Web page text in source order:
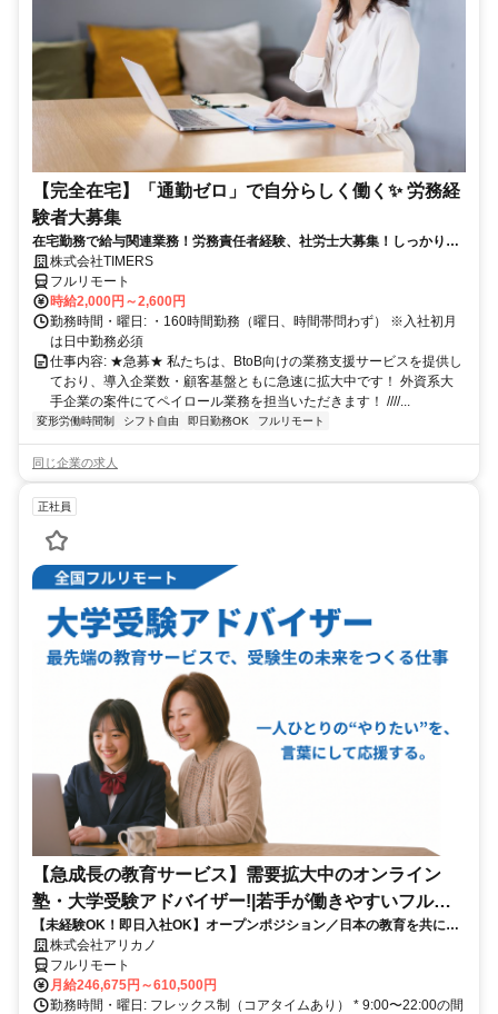
【完全在宅】「通勤ゼロ」で自分らしく働く✨ 労務経
験者大募集
在宅勤務で給与関連業務！労務責任者経験、社労士大募集！しっかり稼
ぎたい方、注目！
株式会社TIMERS
フルリモート
時給2,000円～2,600円
勤務時間・曜日: ・160時間勤務（曜日、時間帯問わず） ※入社初月
は日中勤務必須
仕事内容: ★急募★ 私たちは、BtoB向けの業務支援サービスを提供し
ており、導入企業数・顧客基盤ともに急速に拡大中です！ 外資系大
手企業の案件にてペイロール業務を担当いただきます！ ////...
変形労働時間制 シフト自由 即日勤務OK フルリモート
同じ企業の求人
正社員
【急成長の教育サービス】需要拡大中のオンライン
塾・大学受験アドバイザー!|若手が働きやすいフルリ
モート勤務
【未経験OK！即日入社OK】オープンポジション／日本の教育を共に変
える仲間を募集します！
株式会社アリカノ
フルリモート
月給246,675円～610,500円
勤務時間・曜日: フレックス制（コアタイムあり） * 9:00〜22:00の間